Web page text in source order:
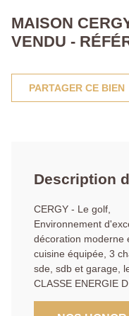
MAISON
VENDU -
PARTAGER CE BIEN
Description
CERGY - Le golf,
Environnement
décoration moderne
cuisine équipée, 3
sde, sdb et garage,
CLASSE ENERGIE